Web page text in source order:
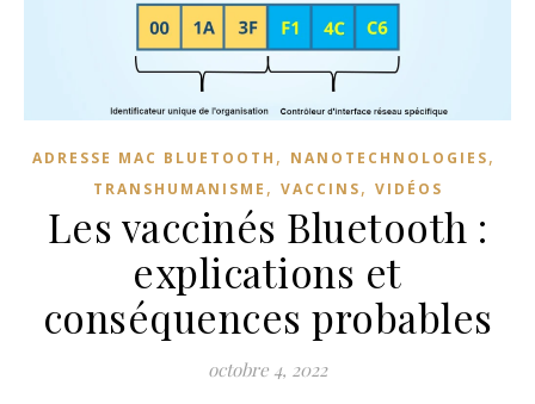
ADRESSE MAC BLUETOOTH , NANOTECHNOLOGIES,
TRANSHUMANISME , VACCINS, VIDÉOS
Les vaccinés Bluetooth :
explications et
conséquences probables
octobre 4, 2022